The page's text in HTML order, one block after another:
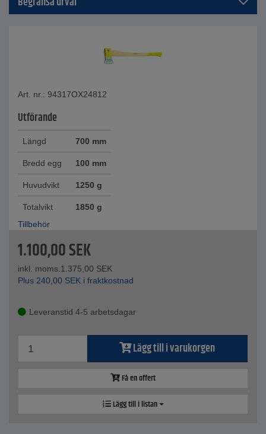
Art. nr.: 94317OX24812
Utförande
Längd 700 mm
Bredd egg 100 mm
Huvudvikt 1250 g
Totalvikt
1850 g
Tillbehör
1.100,00SEK
inkl. moms.1.375,00 SEK
Plus 240,00 SEK i fraktkostnad
Leveranstid 4-5 arbetsdagar
Lägg till i varukorgen
Få en offert
Lägg till i listan